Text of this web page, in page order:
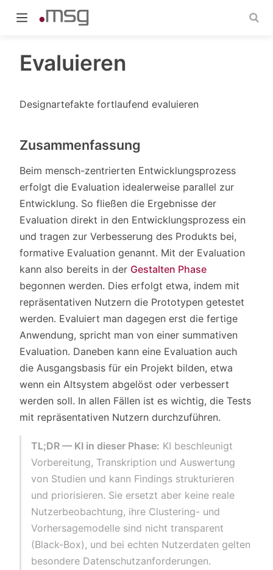
Evaluieren
Designartefakte fortlaufend evaluieren
Zusammenfassung
Beim mensch-zentrierten Entwicklungsprozess
erfolgt die Evaluation idealerweise parallel zur
Entwicklung. So fließen die Ergebnisse der
Evaluation direkt in den Entwicklungsprozess ein
und tragen zur Verbesserung des Produkts bei,
formative Evaluation genannt. Mit der Evaluation
kann also bereits in der Gestalten Phase
begonnen werden. Dies erfolgt etwa, indem mit
repräsentativen Nutzern die Prototypen getestet
werden. Evaluiert man dagegen erst die fertige
Anwendung, spricht man von einer summativen
Evaluation. Daneben kann eine Evaluation auch
die Ausgangsbasis für ein Projekt bilden, etwa
wenn ein Altsystem abgelöst oder verbessert
werden soll. In allen Fällen ist es wichtig, die Tests
mit repräsentativen Nutzern durchzuführen.
TL;DR — KI in dieser Phase: KI beschleunigt
Vorbereitung, Transkription und Auswertung
von Studien und kann Findings strukturieren
und priorisieren. Sie ersetzt aber keine reale
Nutzerbeobachtung, ihre Clustering- und
Vorhersagemodelle sind nicht transparent
(Black-Box), und bei echten Nutzerdaten gelten
besondere Datenschutzanforderungen.